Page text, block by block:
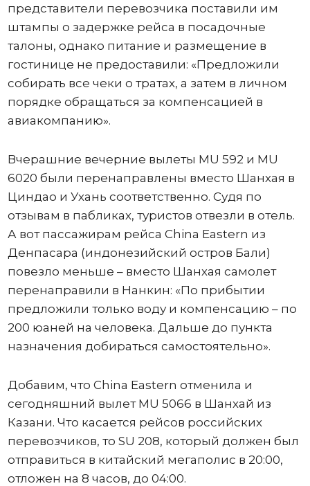
представители перевозчика поставили им
штампы о задержке рейса в посадочные
талоны, однако питание и размещение в
гостинице не предоставили: «Предложили
собирать все чеки о тратах, а затем в личном
порядке обращаться за компенсацией в
авиакомпанию».
Вчерашние вечерние вылеты MU 592 и MU
6020 были перенаправлены вместо Шанхая в
Циндао и Ухань соответственно. Судя по
отзывам в пабликах, туристов отвезли в отель.
А вот пассажирам рейса China Eastern из
Денпасара (индонезийский остров Бали)
повезло меньше – вместо Шанхая самолет
перенаправили в Нанкин: «По прибытии
предложили только воду и компенсацию – по
200 юаней на человека. Дальше до пункта
назначения добираться самостоятельно».
Добавим, что China Eastern отменила и
сегодняшний вылет MU 5066 в Шанхай из
Казани. Что касается рейсов российских
перевозчиков, то SU 208, который должен был
отправиться в китайский мегаполис в 20:00,
отложен на 8 часов, до 04:00.